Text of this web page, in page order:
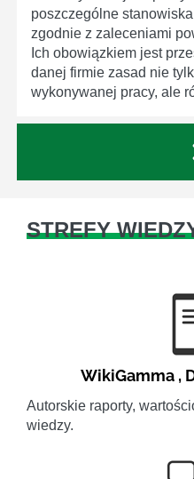
poszczególne
zgodnie z zaleceniami
Ich obowiązkiem jest
danej firmie zasad nie
wykonywanej pracy, ale
STREFY
WikiGamma ,
Autorskie raporty,
wiedzy.